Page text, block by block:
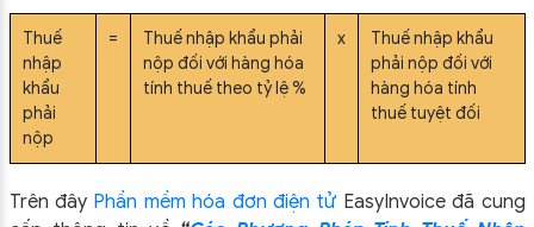
Thuế
nhập
khẩu
phải
nộp
=
Thuế nhập khẩu phải
nộp đối với hàng hóa
tính thuế theo tỷ lệ %
x
Thuế nhập khẩu
phải nộp đối với
hàng hóa tính
thuế tuyệt đối
Trên đây Phần mềm hóa đơn điện tử EasyInvoice đã cung